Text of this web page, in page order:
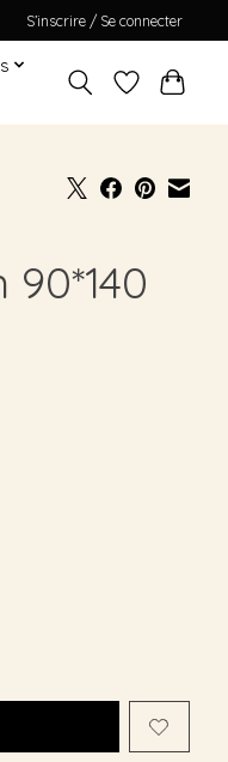
S’inscrire / Se connecter